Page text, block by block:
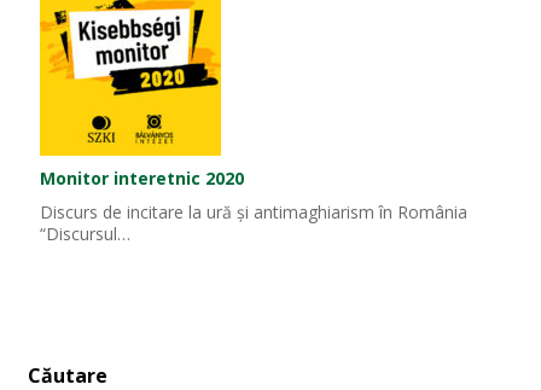
Monitor interetnic 2020
Discurs de incitare la ură și antimaghiarism în România
“Discursul…
Căutare